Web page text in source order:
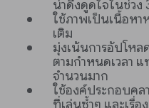
น่าดึงดูดใจในช่วง
ใช้ภาพเป็นเนื้อห
เติม
มุ่งเน้นการอัปโห
ตามกำหนดเวลา
จำนวนมาก
ใช้องค์ประกอบคล
ที่เล่นซ้ำๆ และเรื่อ